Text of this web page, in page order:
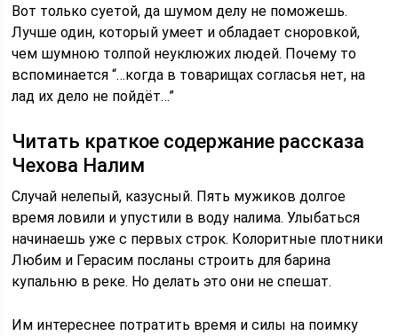
Вот только суетой, да шумом делу не поможешь.
Лучше один, который умеет и обладает сноровкой,
чем шумною толпой неуклюжих людей. Почему то
вспоминается “…когда в товарищах согласья нет, на
лад их дело не пойдёт…”
Читать краткое содержание рассказа
Чехова Налим
Случай нелепый, казусный. Пять мужиков долгое
время ловили и упустили в воду налима. Улыбаться
начинаешь уже с первых строк. Колоритные плотники
Любим и Герасим посланы строить для барина
купальню в реке. Но делать это они не спешат.
Им интереснее потратить время и силы на поимку